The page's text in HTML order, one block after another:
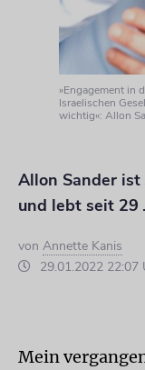
»Engagement in
Israelischen
wichtig«: Allon
Allon Sander
und lebt seit 29
von Annette Kanis
29.01.2022 22:07
Mein